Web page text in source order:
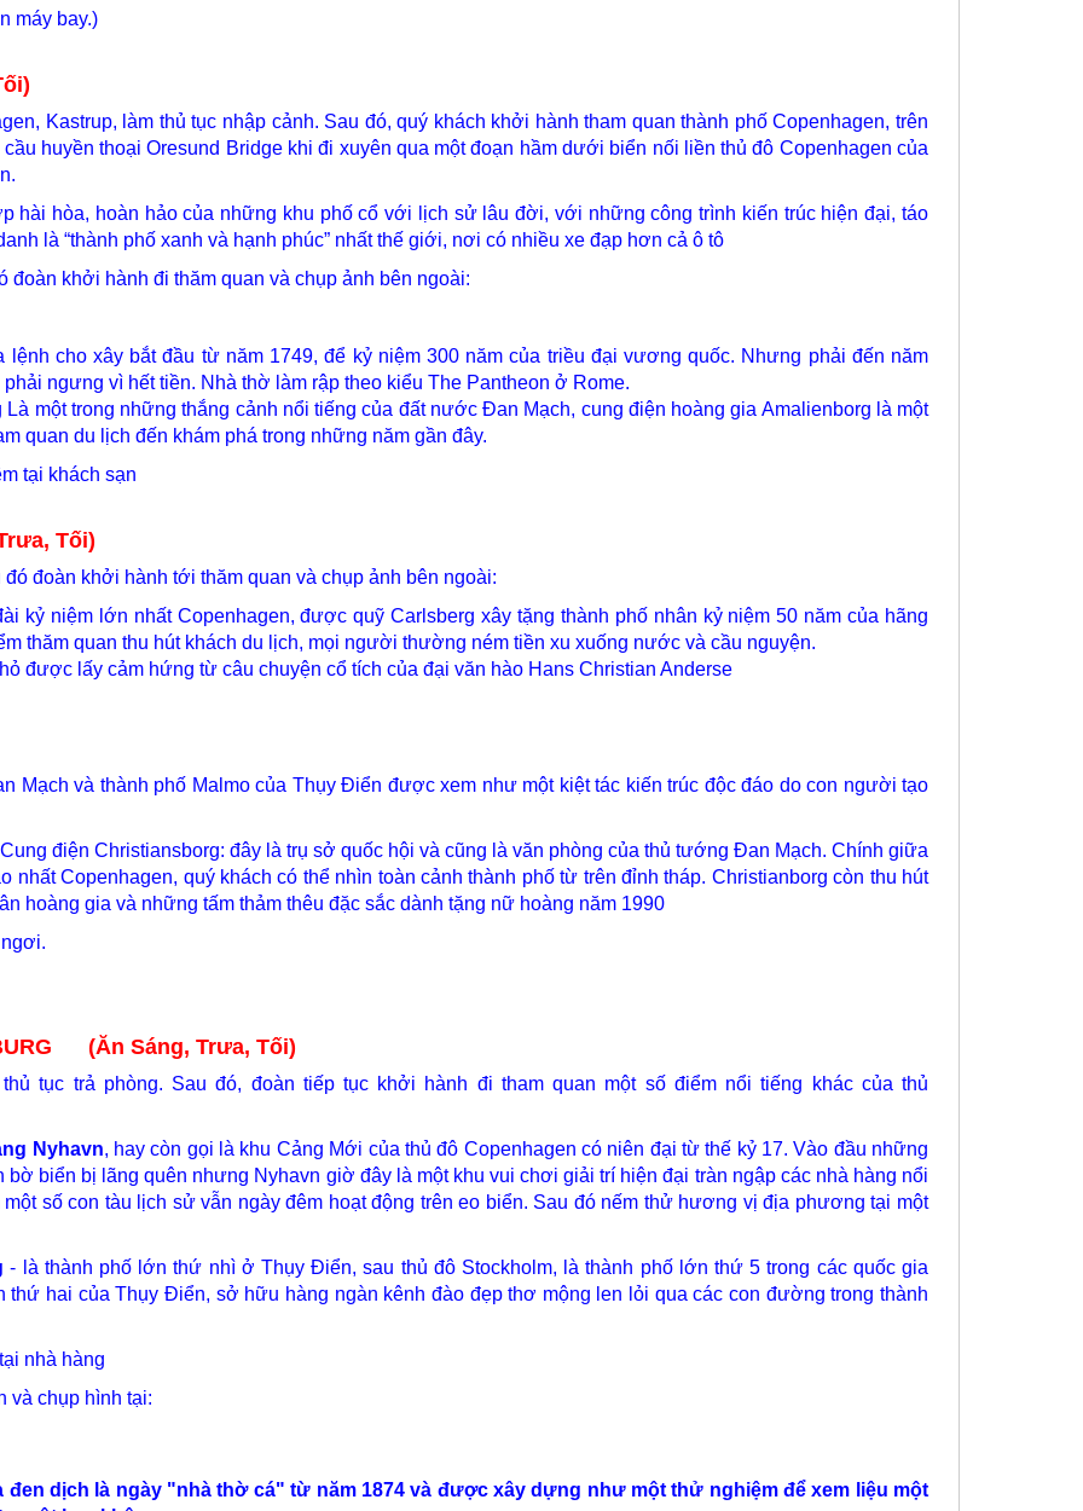
máy bay.)
Kastrup, làm thủ tục nhập cảnh. Sau đó, quý khách khởi hành tham quan thành phố Copenhagen, trên
huyền thoại Oresund Bridge khi đi xuyên qua một đoạn hầm dưới biển nối liền thủ đô Copenhagen của
hài hòa, hoàn hảo của những khu phố cổ với lịch sử lâu đời, với những công trình kiến trúc hiện đại, táo
là “thành phố xanh và hạnh phúc” nhất thế giới, nơi có nhiều xe đạp hơn cả ô tô
đoàn khởi hành đi thăm quan và chụp ảnh bên ngoài:
lệnh cho xây bắt đầu từ năm 1749, để kỷ niệm 300 năm của triều đại vương quốc. Nhưng phải đến năm
ngưng vì hết tiền. Nhà thờ làm rập theo kiểu The Pantheon ở Rome.
một trong những thắng cảnh nổi tiếng của đất nước Đan Mạch, cung điện hoàng gia Amalienborg là một
quan du lịch đến khám phá trong những năm gần đây.
tại khách sạn
Tối)
đoàn khởi hành tới thăm quan và chụp ảnh bên ngoài:
kỷ niệm lớn nhất Copenhagen, được quỹ Carlsberg xây tặng thành phố nhân kỷ niệm 50 năm của hãng
thăm quan thu hút khách du lịch, mọi người thường ném tiền xu xuống nước và cầu nguyện.
được lấy cảm hứng từ câu chuyện cổ tích của đại văn hào Hans Christian Anderse
Mạch và thành phố Malmo của Thụy Điển được xem như một kiệt tác kiến trúc độc đáo do con người tạo
điện Christiansborg: đây là trụ sở quốc hội và cũng là văn phòng của thủ tướng Đan Mạch. Chính giữa
nhất Copenhagen, quý khách có thể nhìn toàn cảnh thành phố từ trên đỉnh tháp. Christianborg còn thu hút
hoàng gia và những tấm thảm thêu đặc sắc dành tặng nữ hoàng năm 1990
(Ăn Sáng, Trưa, Tối)
tục trả phòng. Sau đó, đoàn tiếp tục khởi hành đi tham quan một số điểm nổi tiếng khác của thủ
Nyhavn, hay còn gọi là khu Cảng Mới của thủ đô Copenhagen có niên đại từ thế kỷ 17. Vào đầu những
biển bị lãng quên nhưng Nyhavn giờ đây là một khu vui chơi giải trí hiện đại tràn ngập các nhà hàng nổi
số con tàu lịch sử vẫn ngày đêm hoạt động trên eo biển. Sau đó nếm thử hương vị địa phương tại một
- là thành phố lớn thứ nhì ở Thụy Điển, sau thủ đô Stockholm, là thành phố lớn thứ 5 trong các quốc gia
thứ hai của Thụy Điển, sở hữu hàng ngàn kênh đào đẹp thơ mộng len lỏi qua các con đường trong thành
nhà hàng
và chụp hình tại:
dịch là ngày "nhà thờ cá" từ năm 1874 và được xây dựng như một thử nghiệm để xem liệu một